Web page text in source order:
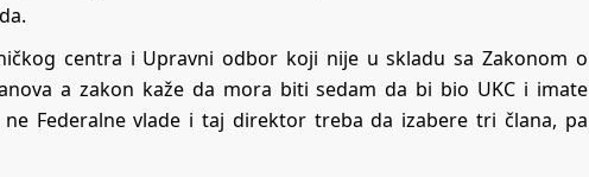
centra i Upravni odbor koji nije u skladu sa Zakonom o
a zakon kaže da mora biti sedam da bi bio UKC i imate
Federalne vlade i taj direktor treba da izabere tri člana, pa